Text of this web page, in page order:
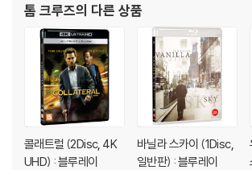
꾸준히 자신의 연기력과 스타성을
톰 크루즈의 다른 상품
콜래트럴 (2Disc, 4K
UHD) : 블루레이
바닐라 스카이 (1Disc,
일반판) : 블루레이